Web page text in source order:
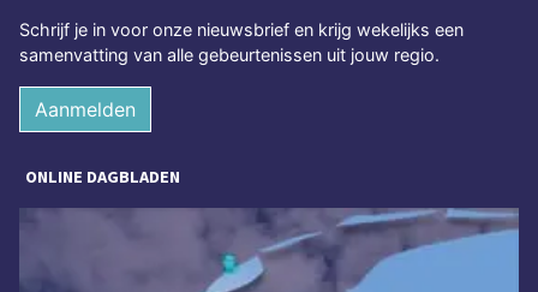
Schrijf je in voor onze nieuwsbrief en krijg wekelijks een
samenvatting van alle gebeurtenissen uit jouw regio.
Aanmelden
ONLINE DAGBLADEN